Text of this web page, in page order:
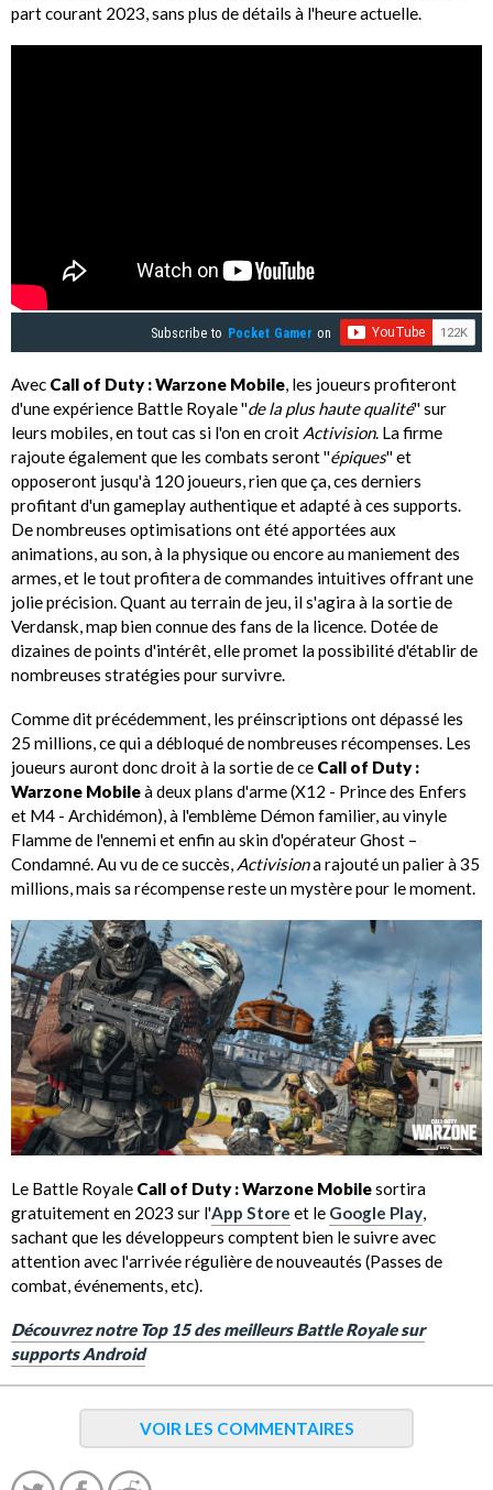
part courant 2023, sans plus de détails à l'heure actuelle.
Subscribe to Pocket Gamer on
Avec Call of Duty : Warzone Mobile, les joueurs profiteront
d'une expérience Battle Royale ''de la plus haute qualité'' sur
leurs mobiles, en tout cas si l'on en croit Activision. La firme
rajoute également que les combats seront ''épiques'' et
opposeront jusqu'à 120 joueurs, rien que ça, ces derniers
profitant d'un gameplay authentique et adapté à ces supports.
De nombreuses optimisations ont été apportées aux
animations, au son, à la physique ou encore au maniement des
armes, et le tout profitera de commandes intuitives offrant une
jolie précision. Quant au terrain de jeu, il s'agira à la sortie de
Verdansk, map bien connue des fans de la licence. Dotée de
dizaines de points d'intérêt, elle promet la possibilité d'établir de
nombreuses stratégies pour survivre.
Comme dit précédemment, les préinscriptions ont dépassé les
25 millions, ce qui a débloqué de nombreuses récompenses. Les
joueurs auront donc droit à la sortie de ce Call of Duty :
Warzone Mobileà deux plans d'arme (X12 - Prince des Enfers
et M4 - Archidémon), à l'emblème Démon familier, au vinyle
Flamme de l'ennemi et enfin au skin d'opérateur Ghost –
Condamné. Au vu de ce succès, Activisiona rajouté un palier à 35
millions, mais sa récompense reste un mystère pour le moment.
Le Battle Royale Call of Duty : Warzone Mobilesortira
gratuitement en 2023 sur l'App Store et le Google Play,
sachant que les développeurs comptent bien le suivre avec
attention avec l'arrivée régulière de nouveautés (Passes de
combat, événements, etc).
Découvrez notre Top 15 des meilleurs Battle Royale sur
supports Android
VOIR LES COMMENTAIRES